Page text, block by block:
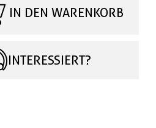
IN DEN WARENKORB
INTERESSIERT?